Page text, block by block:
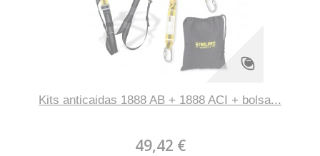
Kits anticaidas 1888 AB + 1888 ACI + bolsa...
49,42 €